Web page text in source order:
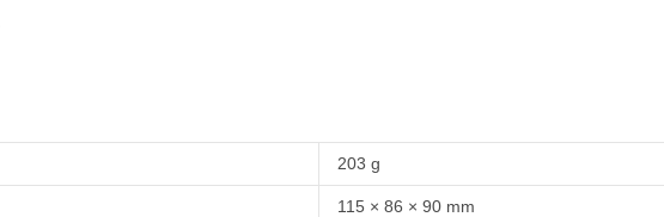
203 g
115 × 86 × 90 mm